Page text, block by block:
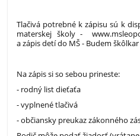
Tlačivá potrebné k zápisu sú k
materskej školy -
a zápis detí do MŠ - Budem
Na zápis si so sebou prineste:
- rodný list dieťaťa
- vyplnené tlačivá
- občiansky preukaz zákonného